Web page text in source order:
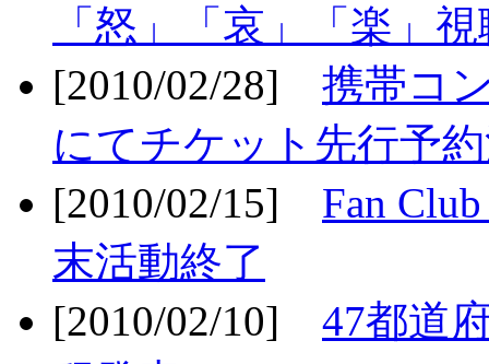
「怒」「哀」「楽」
[2010/02/28] 携帯コ
にてチケット先行予
[2010/02/15] Fan
末活動終了
[2010/02/10] 47都道